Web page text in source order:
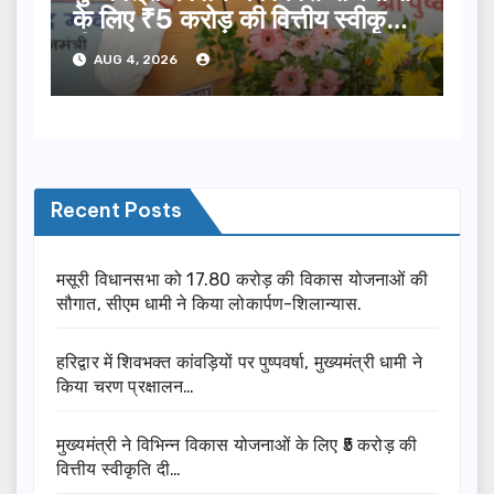
के लिए ₹5 करोड़ की वित्तीय स्वीकृति
दी…AUG 4, 2026
Recent Posts
मसूरी विधानसभा को 17.80 करोड़ की विकास योजनाओं की
सौगात, सीएम धामी ने किया लोकार्पण-शिलान्यास.
हरिद्वार में शिवभक्त कांवड़ियों पर पुष्पवर्षा, मुख्यमंत्री धामी ने
किया चरण प्रक्षालन…
मुख्यमंत्री ने विभिन्न विकास योजनाओं के लिए ₹5 करोड़ की
वित्तीय स्वीकृति दी…